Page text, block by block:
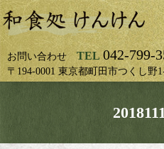
お問い合わせTEL 042-799-
〒194-0001 東京都町田市つくし野